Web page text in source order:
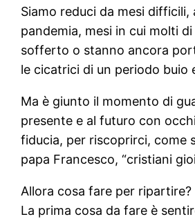
Siamo reduci da mesi difficili,
pandemia, mesi in cui molti
sofferto o stanno ancora
le cicatrici di un periodo buio
Ma è giunto il momento di
presente e al futuro con
fiducia, per riscoprirci, come
papa Francesco, “cristiani
Allora cosa fare per ripartire?
La prima cosa da fare è